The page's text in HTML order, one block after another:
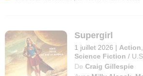
Supergirl
1 juillet 2026 | Action
Science Fiction /
De Craig Gillespie